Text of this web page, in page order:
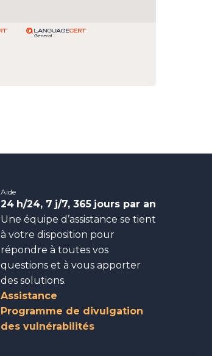
Aide
24 h/24, 7 j/7, 365 jours par an
Une équipe d’assistance se tient
à votre disposition pour
répondre à toutes vos
questions et à vous apporter
des solutions.
Assistance
Programme de divulgation
des vulnérabilités